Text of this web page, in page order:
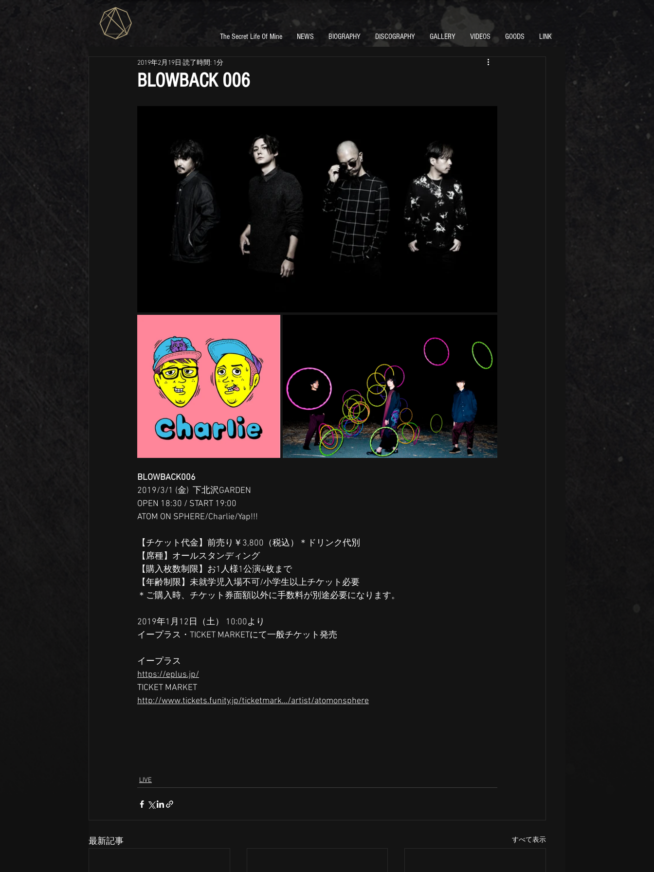
The Secret Life Of Mine NEWS BIOGRAPHY DISCOGRAPHY GALLERY VIDEOS GOODS LINK
BLOWBACK 006
2019年2月19日 読了時間: 1分
BLOWBACK006
2019/3/1 (金)  下北沢GARDEN
OPEN 18:30 / START 19:00
ATOM ON SPHERE/Charlie/Yap!!!
​【チケット代金】前売り￥3,800（税込）＊ドリンク代別
【席種】オールスタンディング
【購入枚数制限】お1人様1公演4枚まで
【年齢制限】未就学児入場不可/小学生以上チケット必要
＊ご購入時、チケット券面額以外に手数料が別途必要になります。
2019年1月12日（土） 10:00より
イープラス・TICKET MARKETにて一般チケット発売
イープラス
https://eplus.jp/
TICKET MARKET
http://www.tickets.funity.jp/ticketmark…/artist/atomonsphere
LIVE
最新記事 すべて表示